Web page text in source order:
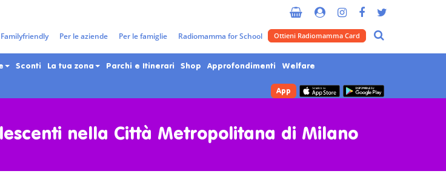
Per le aziende Per le famiglie Radiomamma for School Ottieni Radiomamma Card
Sconti La tua zona Parchi e Itinerari Shop Approfondimenti Welfare
App
nella Città Metropolitana di Milano